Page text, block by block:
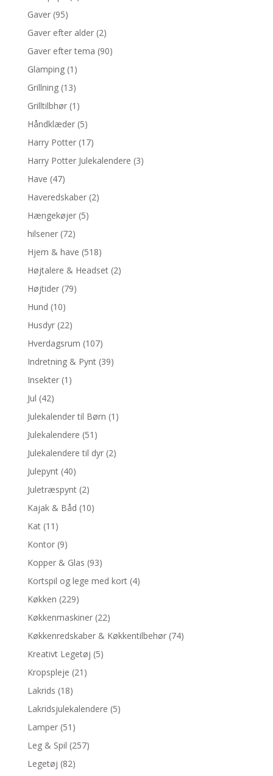
Gaver (95)
Gaver efter alder (2)
Gaver efter tema (90)
Glamping (1)
Grillning (13)
Grilltilbhør (1)
Håndklæder (5)
Harry Potter (17)
Harry Potter Julekalendere (3)
Have (47)
Haveredskaber (2)
Hængekøjer (5)
hilsener (72)
Hjem & have (518)
Højtalere & Headset (2)
Højtider (79)
Hund (10)
Husdyr (22)
Hverdagsrum (107)
Indretning & Pynt (39)
Insekter (1)
Jul (42)
Julekalender til Børn (1)
Julekalendere (51)
Julekalendere til dyr (2)
Julepynt (40)
Juletræspynt (2)
Kajak & Båd (10)
Kat (11)
Kontor (9)
Kopper & Glas (93)
Kortspil og lege med kort (4)
Køkken (229)
Køkkenmaskiner (22)
Køkkenredskaber & Køkkentilbehør (74)
Kreativt Legetøj (5)
Kropspleje (21)
Lakrids (18)
Lakridsjulekalendere (5)
Lamper (51)
Leg & Spil (257)
Legetøj (82)